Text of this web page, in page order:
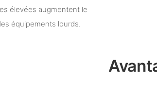
élevées augmentent le
équipements lourds.